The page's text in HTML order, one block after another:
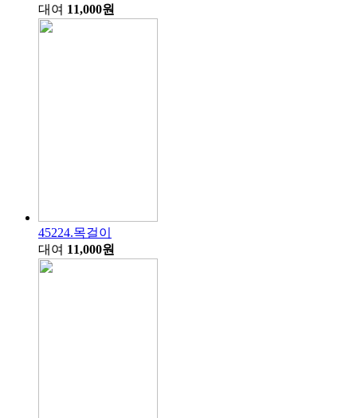
대여 11,000원
45224.목걸이
대여 11,000원